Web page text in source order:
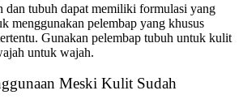
dan tubuh dapat memiliki formulasi yang
menggunakan pelembap yang khusus
Gunakan pelembap tubuh untuk kulit
untuk wajah.
Meski Kulit Sudah